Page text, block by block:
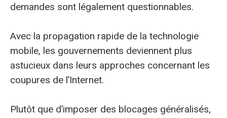
demandes sont légalement questionnables.
Avec la propagation rapide de la technologie
mobile, les gouvernements deviennent plus
astucieux dans leurs approches concernant les
coupures de l’Internet.
Plutôt que d’imposer des blocages généralisés,